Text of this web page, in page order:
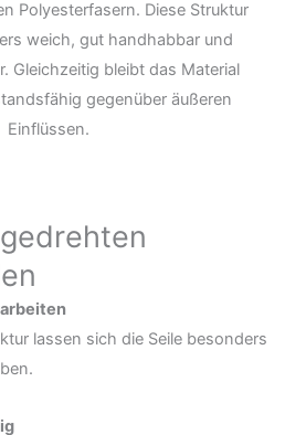
Polyesterfasern. Diese Struktur
weich, gut handhabbar und
Gleichzeitig bleibt das Material
gegenüber äußeren
Einflüssen.
lassen sich die Seile besonders